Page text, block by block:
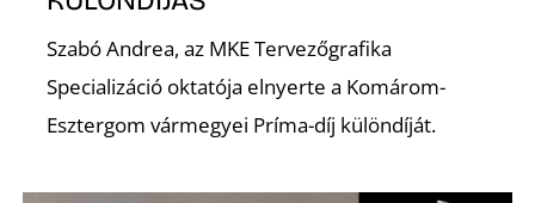
Szabó Andrea, az MKE Tervezőgrafika
Specializáció oktatója elnyerte a Komárom-
Esztergom vármegyei Príma-díj különdíját.